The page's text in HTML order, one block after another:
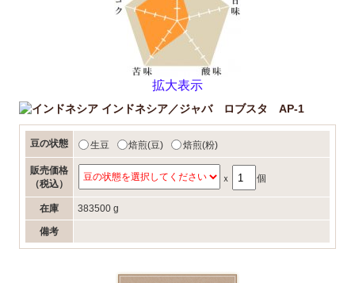
拡大表示
インドネシア／ジャバ ロブスタ AP-1
豆の状態 生豆 焙煎(豆) 焙煎(粉)
販売価格
（税込）
ｘ 個
在庫 383500 g
備考